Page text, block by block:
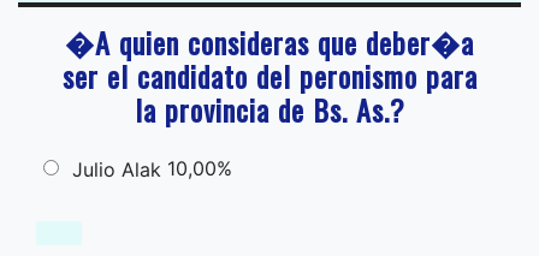
�A quien consideras que deber�a
ser el candidato del peronismo para
la provincia de Bs. As.?
Julio Alak 10,00%